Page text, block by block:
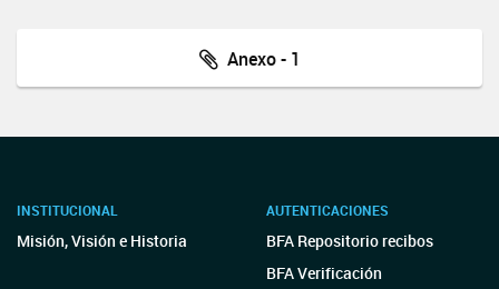
Anexo - 1
INSTITUCIONAL
Misión, Visión e Historia
AUTENTICACIONES
BFA Repositorio recibos
BFA Verificación